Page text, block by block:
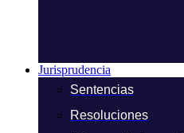
Jurisprudencia
Sentencias
Resoluciones